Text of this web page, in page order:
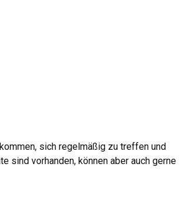
sich regelmäßig zu treffen und
sind vorhanden, können aber auch gerne